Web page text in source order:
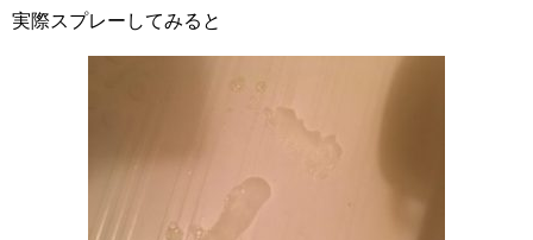
実際スプレーしてみると